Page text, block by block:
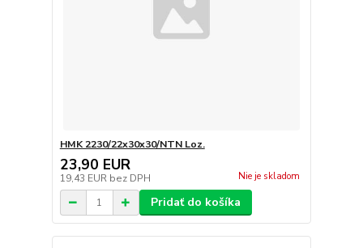
HMK 2230/22x30x30/NTN Loz.
23,90 EUR
19,43 EUR bez DPH Nie je skladom
Pridať do košíka